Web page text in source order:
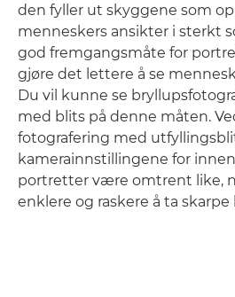
den fyller ut skyggene som
menneskers ansikter i sterkt
god fremgangsmåte for
gjøre det lettere å se
Du vil kunne se
med blits på denne måten.
fotografering med
kamerainnstillingene for
portretter være omtrent like,
enklere og raskere å ta skarpe